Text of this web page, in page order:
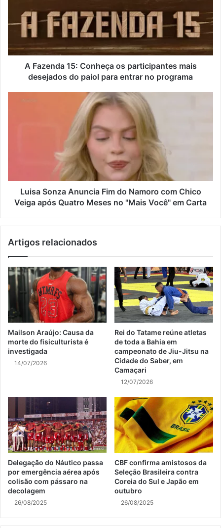
A Fazenda 15: Conheça os participantes mais
desejados do paiol para entrar no programa
Luisa Sonza Anuncia Fim do Namoro com Chico
Veiga após Quatro Meses no "Mais Você" em Carta
Artigos relacionados
Mailson Araújo: Causa da
morte do fisiculturista é
investigada
14/07/2026
Rei do Tatame reúne atletas
de toda a Bahia em
campeonato de Jiu-Jitsu na
Cidade do Saber, em
Camaçari
12/07/2026
Delegação do Náutico passa
por emergência aérea após
colisão com pássaro na
decolagem
26/08/2025
CBF confirma amistosos da
Seleção Brasileira contra
Coreia do Sul e Japão em
outubro
26/08/2025